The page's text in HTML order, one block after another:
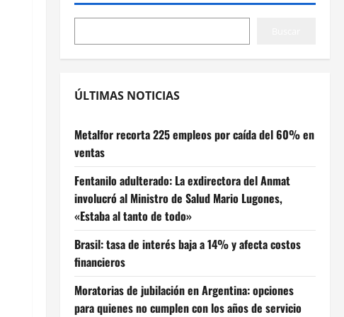
ÚLTIMAS NOTICIAS
Metalfor recorta 225 empleos por caída del 60% en
ventas
Fentanilo adulterado: La exdirectora del Anmat
involucró al Ministro de Salud Mario Lugones,
«Estaba al tanto de todo»
Brasil: tasa de interés baja a 14% y afecta costos
financieros
Moratorias de jubilación en Argentina: opciones
para quienes no cumplen con los años de servicio